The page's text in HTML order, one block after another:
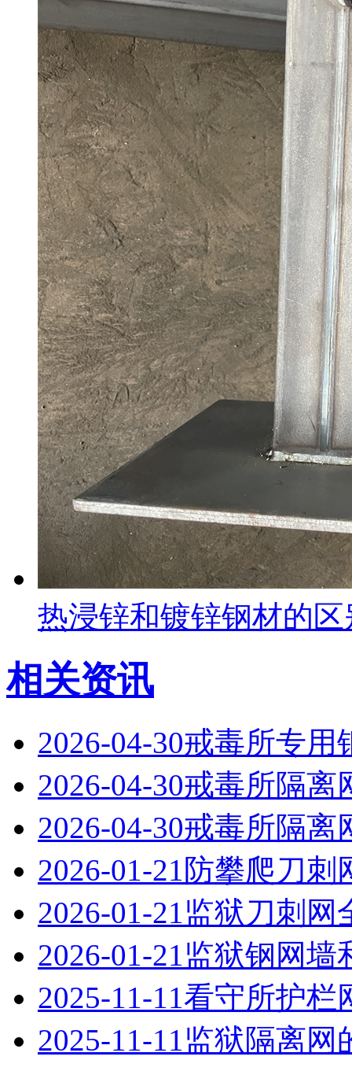
热浸锌和镀锌钢材的区
相关资讯
2026-04-30戒毒所专用
2026-04-30戒毒所隔离
2026-04-30戒毒所隔离
2026-01-21 防攀爬刀刺
2026-01-21监狱刀刺网
2026-01-21监狱钢网墙
2025-11-11看守所护栏
2025-11-11监狱隔离网